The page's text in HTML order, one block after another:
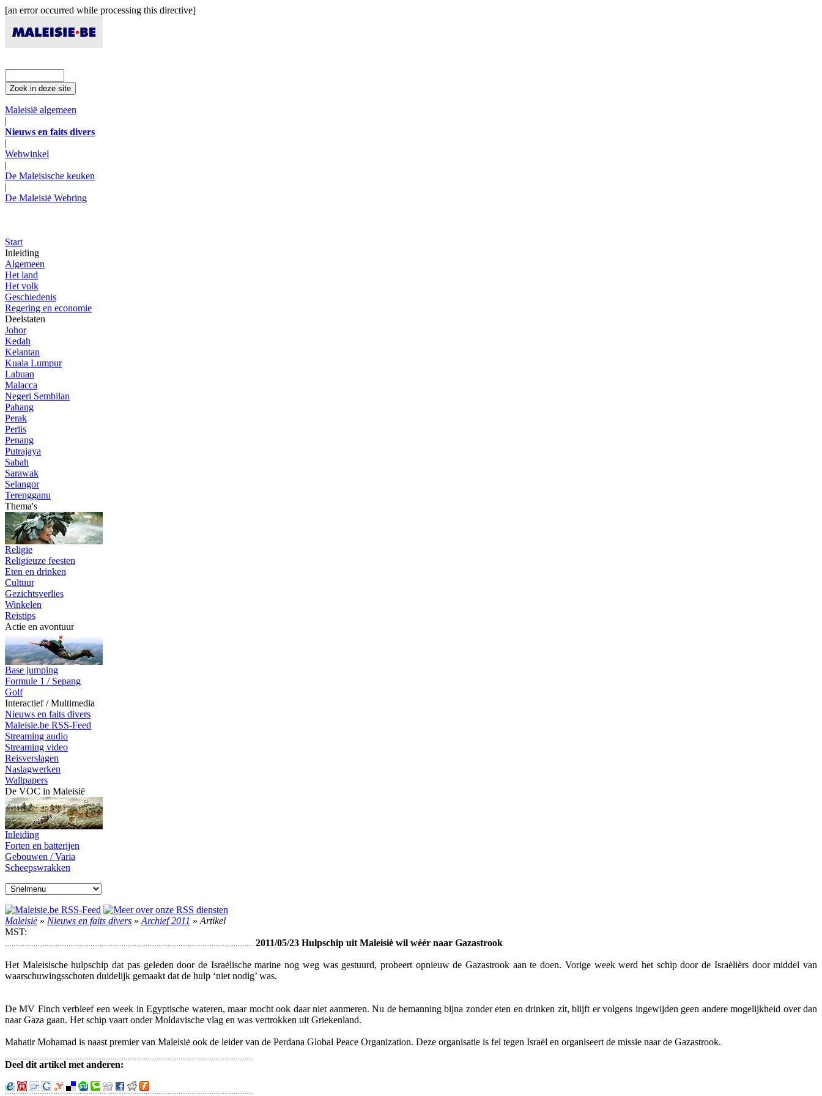
[an error occurred while processing this directive]
Maleisië algemeen
|
Nieuws en faits divers
|
Webwinkel
|
De Maleisische keuken
|
De Maleisiė Webring
Start
Inleiding
Algemeen
Het land
Het volk
Geschiedenis
Regering en economie
Deelstaten
Johor
Kedah
Kelantan
Kuala Lumpur
Labuan
Malacca
Negeri Sembilan
Pahang
Perak
Perlis
Penang
Putrajaya
Sabah
Sarawak
Selangor
Terengganu
Thema's
Religie
Religieuze feesten
Eten en drinken
Cultuur
Gezichtsverlies
Winkelen
Reistips
Actie en avontuur
Base jumping
Formule 1 / Sepang
Golf
Interactief / Multimedia
Nieuws en faits divers
Maleisie.be RSS-Feed
Streaming audio
Streaming video
Reisverslagen
Naslagwerken
Wallpapers
De VOC in Maleisië
Inleiding
Forten en batterijen
Gebouwen / Varia
Scheepswrakken
Maleisiė » Nieuws en faits divers » Archief 2011 » Artikel
MST:
2011/05/23 Hulpschip uit Maleisiė wil wéér naar Gazastrook
Het Maleisische hulpschip dat pas geleden door de Israėlische marine nog weg was gestuurd, probeert opnieuw de Gazastrook aan te doen. Vorige week werd het schip door de Israėliėrs door middel van
waarschuwingsschoten duidelijk gemaakt dat de hulp ‘niet nodig’ was.
De MV Finch verbleef een week in Egyptische wateren, maar mocht ook daar niet aanmeren. Nu de bemanning bijna zonder eten en drinken zit, blijft er volgens ingewijden geen andere mogelijkheid over dan
naar Gaza gaan. Het schip vaart onder Moldavische vlag en was vertrokken uit Griekenland.
Mahatir Mohamad is naast premier van Maleisiė ook de leider van de Perdana Global Peace Organization. Deze organisatie is fel tegen Israėl en organiseert de missie naar de Gazastrook.
Deel dit artikel met anderen: